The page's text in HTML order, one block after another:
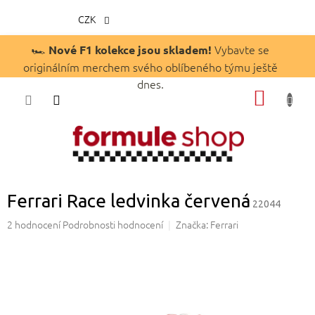
obsah
🏎️ Nové F1 kolekce jsou skladem! Vybavte se
originálním merchem svého oblíbeného týmu ještě
dnes.
CZK
Ferrari Race ledvinka červená 22044
Průměrné
2 hodnocení Podrobnosti hodnocení Značka: Ferrari